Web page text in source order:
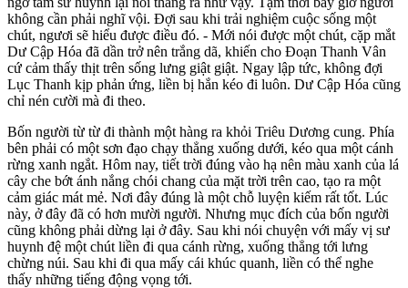
không cần phải nghĩ vội. Đợi sau khi trải nghiệm cuộc sống một
chút, ngươi sẽ hiểu được điều đó. - Mới nói được một chút, cặp mắt
Dư Cập Hóa đã dần trở nên trắng dã, khiến cho Đoạn Thanh Vân
cứ cảm thấy thịt trên sống lưng giật giật. Ngay lập tức, không đợi
Lục Thanh kịp phản ứng, liền bị hắn kéo đi luôn. Dư Cập Hóa cũng
chỉ nén cười mà đi theo.
Bốn người từ từ đi thành một hàng ra khỏi Triêu Dương cung. Phía
bên phải có một sơn đạo chạy thẳng xuống dưới, kéo qua một cánh
rừng xanh ngắt. Hôm nay, tiết trời đúng vào hạ nên màu xanh của lá
cây che bớt ánh nắng chói chang của mặt trời trên cao, tạo ra một
cảm giác mát mẻ. Nơi đây đúng là một chỗ luyện kiếm rất tốt. Lúc
này, ở đây đã có hơn mười người. Nhưng mục đích của bốn người
cũng không phải dừng lại ở đây. Sau khi nói chuyện với mấy vị sư
huynh đệ một chút liền đi qua cánh rừng, xuống thẳng tới lưng
chừng núi. Sau khi đi qua mấy cái khúc quanh, liền có thể nghe
thấy những tiếng động vọng tới.